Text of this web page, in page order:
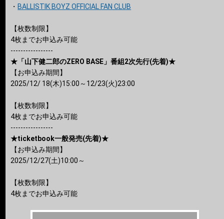
・ BALLISTIK BOYZ OFFICIAL FAN CLUB
【枚数制限】
4枚までお申込み可能
-----------------
★「山下健二郎のZERO BASE」番組2次先行(先着)★
【お申込み期間】
2025/12/ 18(木)15:00～12/23(火)23:00
【枚数制限】
4枚までお申込み可能
-----------------
★ticketbook一般発売(先着)★
【お申込み期間】
2025/12/27(土)10:00～
【枚数制限】
4枚までお申込み可能